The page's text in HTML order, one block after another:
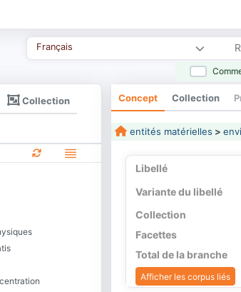
Français
Collection Concept Collection
entités matérielles >
Libellé
Variante du libellé
Collection
Facettes
Total de la branche
Afficher les corpus liés